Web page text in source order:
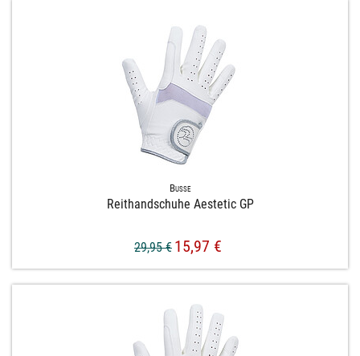
Busse
Reithandschuhe Aestetic GP
29,95 € 15,97 €